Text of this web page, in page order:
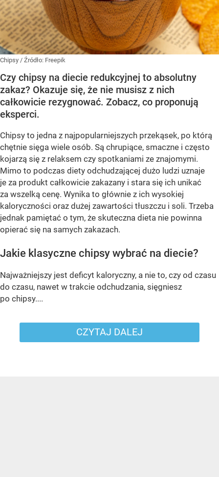
Chipsy / Źródło: Freepik
Czy chipsy na diecie redukcyjnej to absolutny
zakaz? Okazuje się, że nie musisz z nich
całkowicie rezygnować. Zobacz, co proponują
eksperci.
Chipsy to jedna z najpopularniejszych przekąsek, po którą
chętnie sięga wiele osób. Są chrupiące, smaczne i często
kojarzą się z relaksem czy spotkaniami ze znajomymi.
Mimo to podczas diety odchudzającej dużo ludzi uznaje
je za produkt całkowicie zakazany i stara się ich unikać
za wszelką cenę. Wynika to głównie z ich wysokiej
kaloryczności oraz dużej zawartości tłuszczu i soli. Trzeba
jednak pamiętać o tym, że skuteczna dieta nie powinna
opierać się na samych zakazach.
Jakie klasyczne chipsy wybrać na diecie?
Najważniejszy jest deficyt kaloryczny, a nie to, czy od czasu
do czasu, nawet w trakcie odchudzania, sięgniesz
po chipsy....
CZYTAJ DALEJ